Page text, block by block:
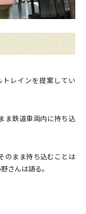
レインを提案してい
ま鉄道車両内に持ち込
のまま持ち込むことは
さんは語る。